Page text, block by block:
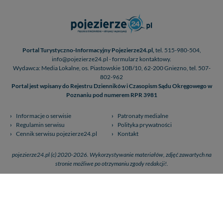
Portal Turystyczno-Informacyjny Pojezierze24.pl, tel. 515-980-504,
info@pojezierze24.pl - formularz kontaktowy.
Wydawca: Media Lokalne, os. Piastowskie 10B/10, 62-200 Gniezno, tel. 507-
802-962
Portal jest wpisany do Rejestru Dzienników i Czasopism Sądu Okręgowego w
Poznaniu pod numerem RPR 3981
Informacje o serwisie
Patronaty medialne
Regulamin serwisu
Polityka prywatności
Cennik serwisu pojezierze24.pl
Kontakt
pojezierze24.pl (c) 2020-2026. Wykorzystywanie materiałów, zdjęć zawartych na
stronie możliwe po otrzymaniu zgody redakcji!.